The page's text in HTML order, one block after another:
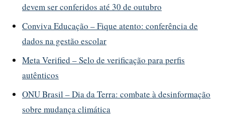
devem ser conferidos até 30 de outubro
Conviva Educação – Fique atento: conferência de
dados na gestão escolar
Meta Verified – Selo de verificação para perfis
autênticos
ONU Brasil – Dia da Terra: combate à desinformação
sobre mudança climática